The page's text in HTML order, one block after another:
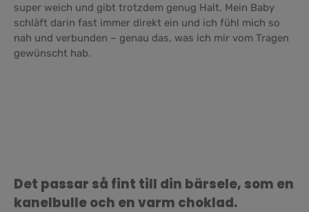
super weich und gibt trotzdem genug Halt. Mein Baby
schläft darin fast immer direkt ein und ich fühl mich so
nah und verbunden – genau das, was ich mir vom Tragen
gewünscht hab.
Hoppa över produktgalleri
Det passar så fint till din bärsele, som en
kanelbulle och en varm choklad.